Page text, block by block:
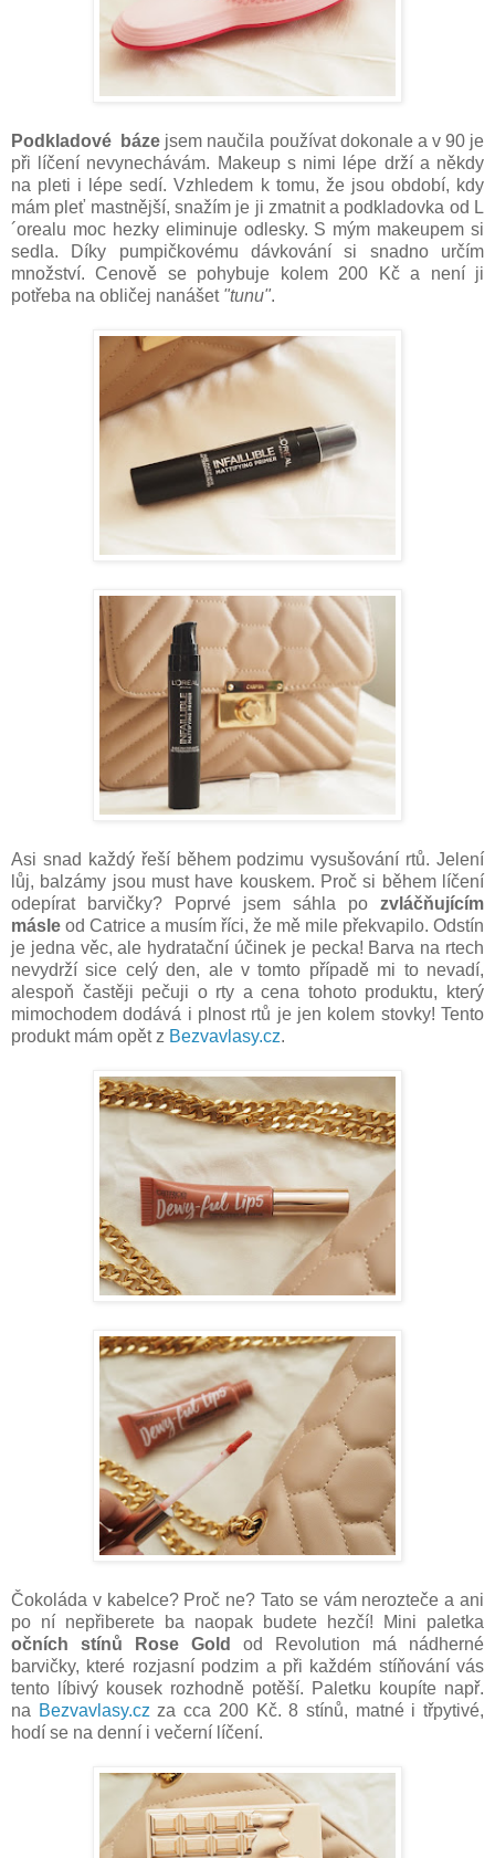
Podkladové báze jsem naučila používat dokonale a v 90 je
při líčení nevynechávám. Makeup s nimi lépe drží a někdy
na pleti i lépe sedí. Vzhledem k tomu, že jsou období, kdy
mám pleť mastnější, snažím je ji zmatnit a podkladovka od L
´orealu moc hezky eliminuje odlesky. S mým makeupem si
sedla. Díky pumpičkovému dávkování si snadno určím
množství. Cenově se pohybuje kolem 200 Kč a není ji
potřeba na obličej nanášet "tunu".
Asi snad každý řeší během podzimu vysušování rtů. Jelení
lůj, balzámy jsou must have kouskem. Proč si během líčení
odepírat barvičky? Poprvé jsem sáhla po zvláčňujícím
másle od Catrice a musím říci, že mě mile překvapilo. Odstín
je jedna věc, ale hydratační účinek je pecka! Barva na rtech
nevydrží sice celý den, ale v tomto případě mi to nevadí,
alespoň častěji pečuji o rty a cena tohoto produktu, který
mimochodem dodává i plnost rtů je jen kolem stovky! Tento
produkt mám opět z Bezvavlasy.cz.
Čokoláda v kabelce? Proč ne? Tato se vám nerozteče a ani
po ní nepřiberete ba naopak budete hezčí! Mini paletka
očních stínů Rose Gold
od Revolution má nádherné
barvičky, které rozjasní podzim a při každém stíňování vás
tento líbivý kousek rozhodně potěší. Paletku koupíte např.
na Bezvavlasy.cz za cca 200 Kč. 8 stínů, matné i třpytivé,
hodí se na denní i večerní líčení.